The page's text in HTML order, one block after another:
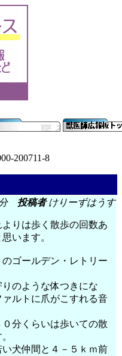
200711-8
分 投稿者けりーずはうす
りは歩く散歩の回数あ
います。
ゴールデン・レトリー
のような体つきにな
ルトに爪がこすれる音
分くらいは歩いての散
犬仲間と４－５ｋｍ前